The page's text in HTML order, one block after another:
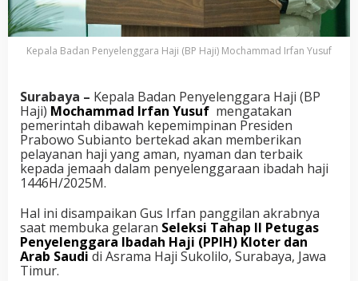
Kepala Badan Penyelenggara Haji (BP Haji) Mochammad Irfan Yusuf
Surabaya – Kepala Badan Penyelenggara Haji (BP
Haji) Mochammad Irfan Yusuf mengatakan
pemerintah dibawah kepemimpinan Presiden
Prabowo Subianto bertekad akan memberikan
pelayanan haji yang aman, nyaman dan terbaik
kepada jemaah dalam penyelenggaraan ibadah haji
1446H/2025M.
Hal ini disampaikan Gus Irfan panggilan akrabnya
saat membuka gelaran Seleksi Tahap II Petugas
Penyelenggara Ibadah Haji (PPIH) Kloter dan
Arab Saudi di Asrama Haji Sukolilo, Surabaya, Jawa
Timur.